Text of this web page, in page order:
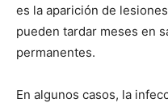
es la aparición de
pueden tardar meses en
permanentes.
En algunos casos, la